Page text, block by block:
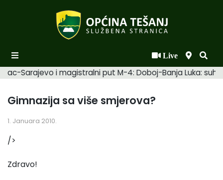
Live
Podaci o Općini
Biznis
Općinski načelnik
Općinsko vijeće
Sarajevo i magistralni put M-4: Doboj-Banja Luka:
Gimnazija sa više smjerova?
1. Januara 2010.
/>
Zdravo!